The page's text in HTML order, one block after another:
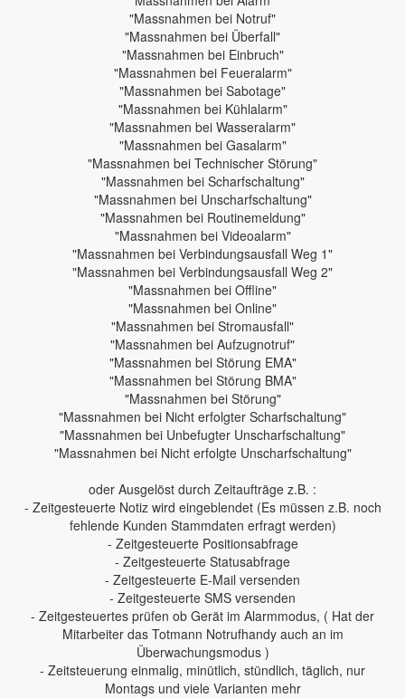
"Massnahmen bei Notruf"
"Massnahmen bei Überfall"
"Massnahmen bei Einbruch"
"Massnahmen bei Feueralarm"
"Massnahmen bei Sabotage"
"Massnahmen bei Kühlalarm"
"Massnahmen bei Wasseralarm"
"Massnahmen bei Gasalarm"
"Massnahmen bei Technischer Störung"
"Massnahmen bei Scharfschaltung"
"Massnahmen bei Unscharfschaltung"
"Massnahmen bei Routinemeldung"
"Massnahmen bei Videoalarm"
"Massnahmen bei Verbindungsausfall Weg 1"
"Massnahmen bei Verbindungsausfall Weg 2"
"Massnahmen bei Offline"
"Massnahmen bei Online"
"Massnahmen bei Stromausfall"
"Massnahmen bei Aufzugnotruf"
"Massnahmen bei Störung EMA"
"Massnahmen bei Störung BMA"
"Massnahmen bei Störung"
"Massnahmen bei Nicht erfolgter Scharfschaltung"
"Massnahmen bei Unbefugter Unscharfschaltung"
"Massnahmen bei Nicht erfolgte Unscharfschaltung"
oder Ausgelöst durch Zeitaufträge z.B. :
- Zeitgesteuerte Notiz wird eingeblendet (Es müssen z.B. noch
fehlende Kunden Stammdaten erfragt werden)
- Zeitgesteuerte Positionsabfrage
- Zeitgesteuerte Statusabfrage
- Zeitgesteuerte E-Mail versenden
- Zeitgesteuerte SMS versenden
- Zeitgesteuertes prüfen ob Gerät im Alarmmodus, ( Hat der
Mitarbeiter das Totmann Notrufhandy auch an im
Überwachungsmodus )
- Zeitsteuerung einmalig, minütlich, stündlich, täglich, nur
Montags und viele Varianten mehr